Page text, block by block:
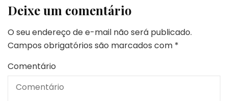
Deixe um comentário
O seu endereço de e-mail não será publicado.
Campos obrigatórios são marcados com *
Comentário